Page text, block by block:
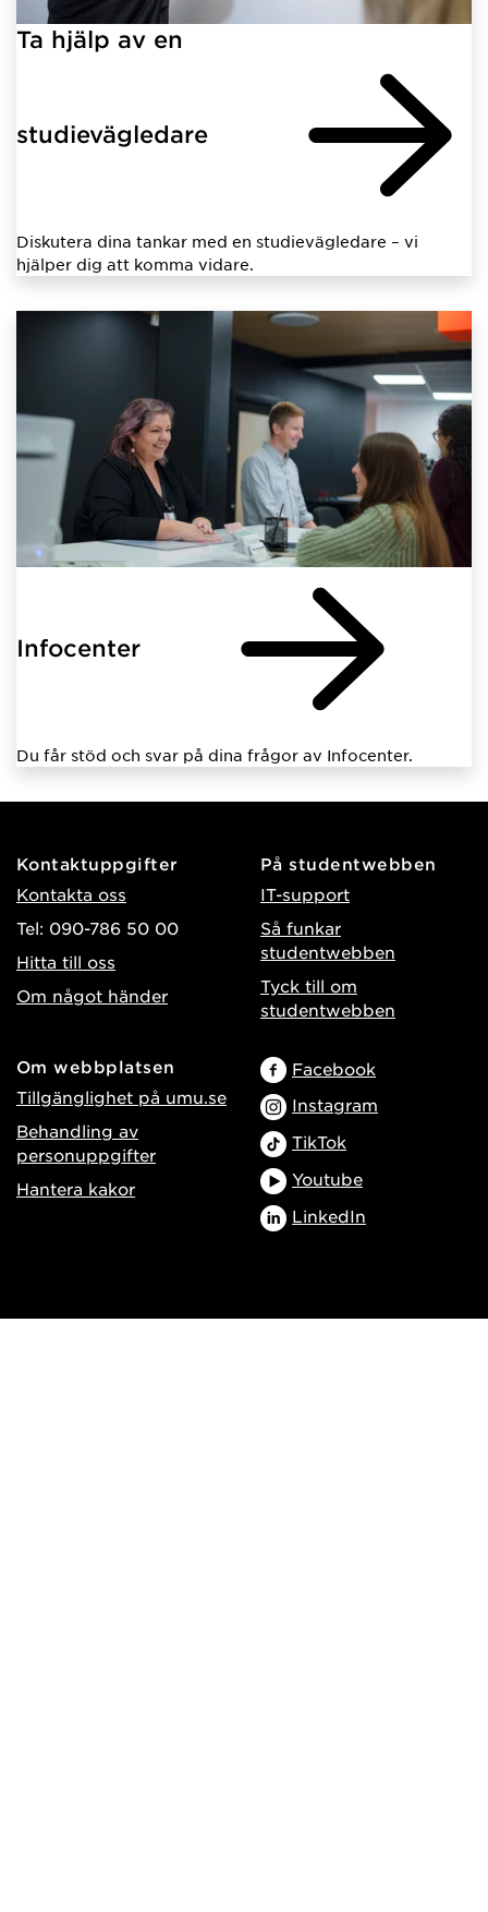
Ta hjälp av en
studievägledare
Diskutera dina tankar med en studievägledare – vi
hjälper dig att komma vidare.
Infocenter
Du får stöd och svar på dina frågor av Infocenter.
Kontaktuppgifter
Kontakta oss
Tel: 090-786 50 00
Hitta till oss
Om något händer
På studentwebben
IT-support
Så funkar
studentwebben
Tyck till om
studentwebben
Om webbplatsen
Tillgänglighet på umu.se
Behandling av
personuppgifter
Hantera kakor
Facebook
Instagram
TikTok
Youtube
LinkedIn